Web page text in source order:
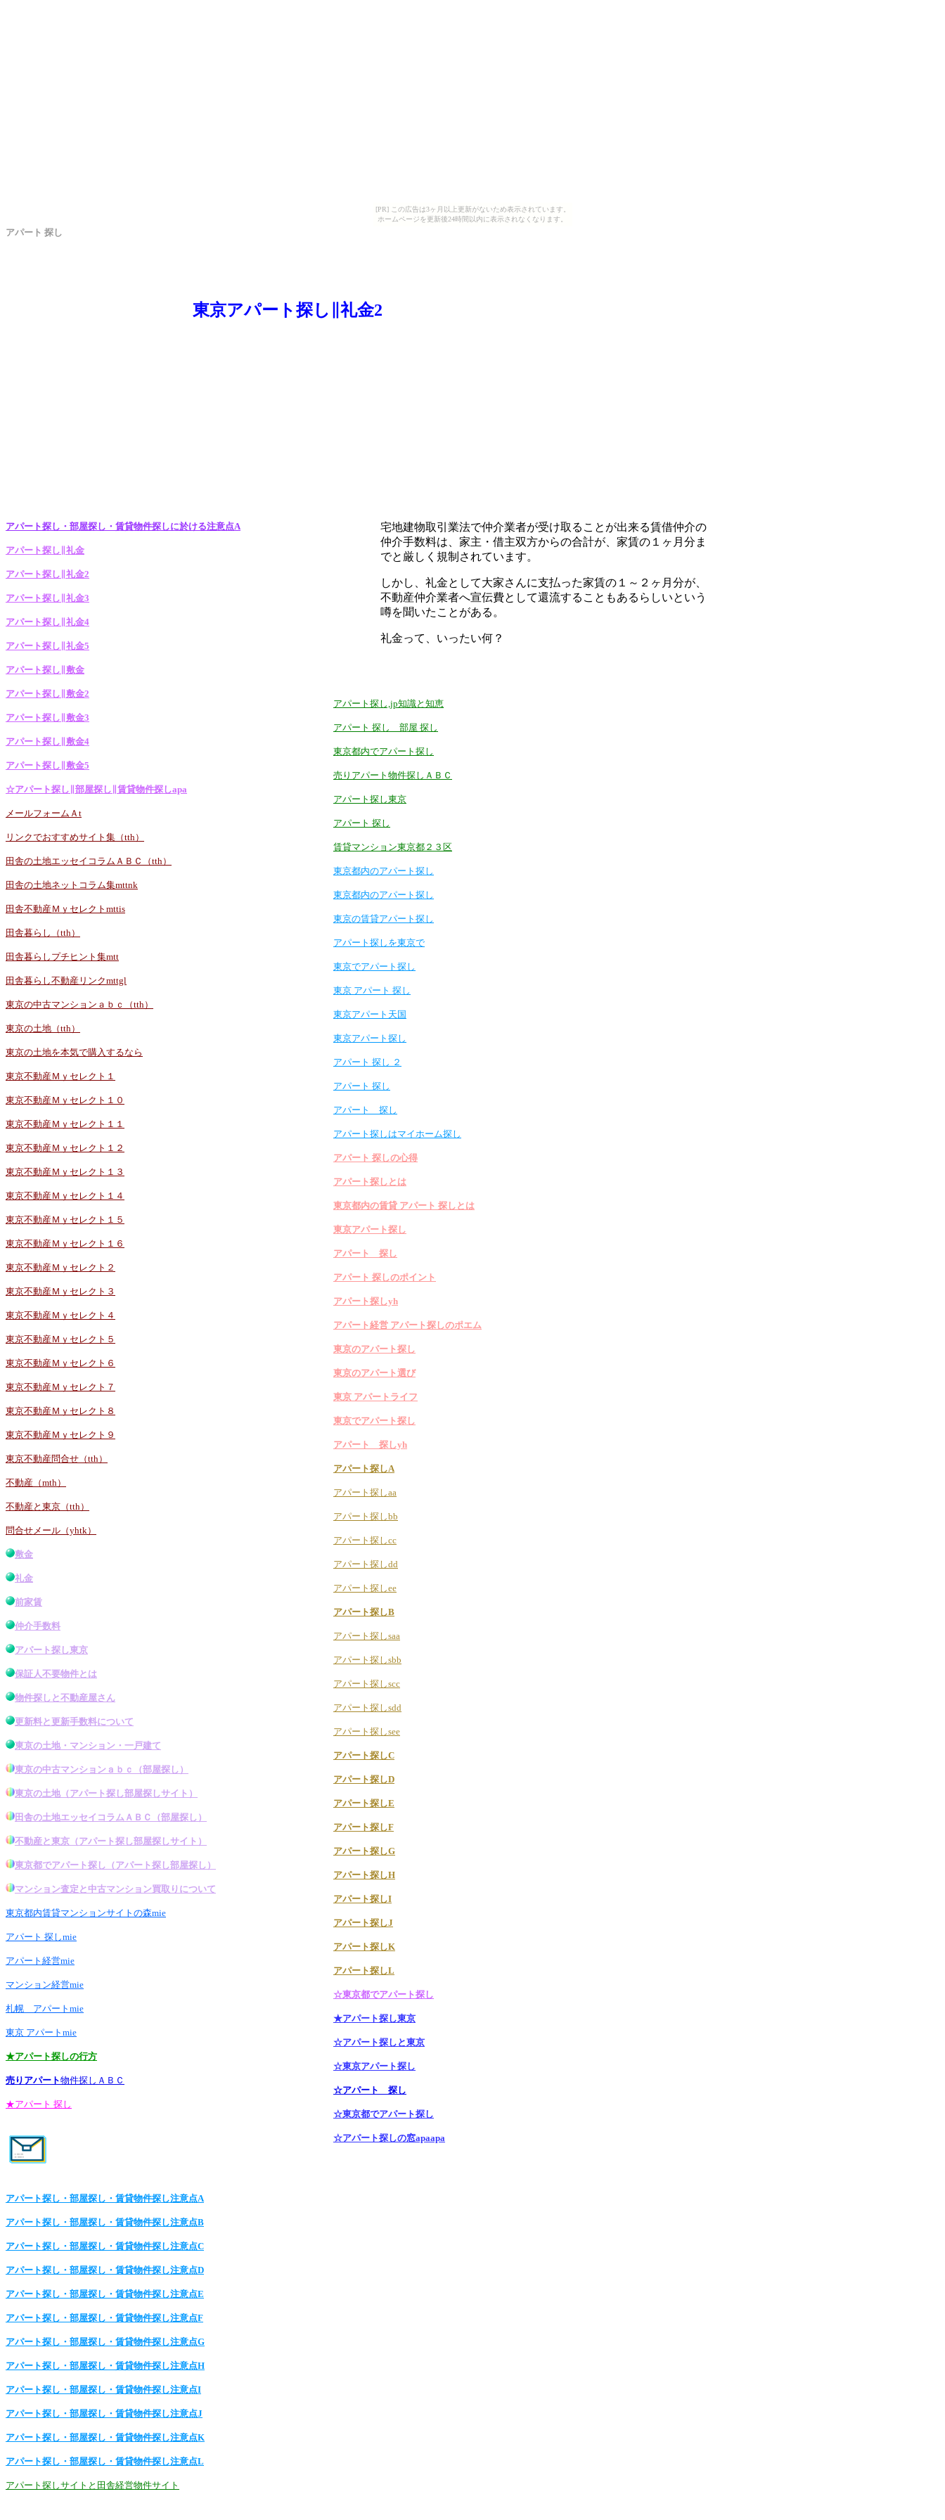
[PR] この広告は3ヶ月以上更新がないため表示されています。
ホームページを更新後24時間以内に表示されなくなります。
アパート 探し
東京アパート探し∥礼金2
アパート探し・部屋探し・賃貸物件探しに於ける注意点A
アパート探し∥礼金
アパート探し∥礼金2
アパート探し∥礼金3
アパート探し∥礼金4
アパート探し∥礼金5
アパート探し∥敷金
アパート探し∥敷金2
アパート探し∥敷金3
アパート探し∥敷金4
アパート探し∥敷金5
☆アパート探し∥部屋探し∥賃貸物件探しapa
メールフォームＡt
リンクでおすすめサイト集（tth）
田舎の土地エッセイコラムＡＢＣ（tth）
田舎の土地ネットコラム集mttnk
田舎不動産Ｍｙセレクトmttis
田舎暮らし（tth）
田舎暮らしプチヒント集mtt
田舎暮らし不動産リンクmttgl
東京の中古マンションａｂｃ（tth）
東京の土地（tth）
東京の土地を本気で購入するなら
東京不動産Ｍｙセレクト１
東京不動産Ｍｙセレクト１０
東京不動産Ｍｙセレクト１１
東京不動産Ｍｙセレクト１２
東京不動産Ｍｙセレクト１３
東京不動産Ｍｙセレクト１４
東京不動産Ｍｙセレクト１５
東京不動産Ｍｙセレクト１６
東京不動産Ｍｙセレクト２
東京不動産Ｍｙセレクト３
東京不動産Ｍｙセレクト４
東京不動産Ｍｙセレクト５
東京不動産Ｍｙセレクト６
東京不動産Ｍｙセレクト７
東京不動産Ｍｙセレクト８
東京不動産Ｍｙセレクト９
東京不動産問合せ（tth）
不動産（mth）
不動産と東京（tth）
問合せメール（yhtk）
敷金
礼金
前家賃
仲介手数料
アパート探し東京
保証人不要物件とは
物件探し と不動産屋さん
更新料と更新手数料について
東京の土地・マンション・一戸建て
東京の中古マンション ａｂｃ（部屋探し ）
東京の土地（アパート探し部屋探しサイト）
田舎の土地エッセイコラムＡＢＣ（部屋探し ）
不動産と東京 （アパート探し部屋探しサイト）
東京都でアパート探し （アパート探し部屋探し ）
マンション査定と中古マンション買取りについて
東京都内賃貸マンションサイトの森mie
アパート 探しmie
アパート経営mie
マンション経営mie
札幌 アパートmie
東京 アパートmie
★アパート探しの行方
売りアパート物件探しＡＢＣ
★アパート 探し
宅地建物取引業法で仲介業者が受け取ることが出来る賃借仲介の
仲介手数料は、家主・借主双方からの合計が、家賃の１ヶ月分ま
でと厳しく規制されています。
しかし、礼金として大家さんに支払った家賃の１～２ヶ月分が、
不動産仲介業者へ宣伝費として還流することもあるらしいという
噂を聞いたことがある。
礼金って、いったい何？
アパート探し,jp知識と知恵
アパート 探し 部屋 探し
東京都内でアパート探し
売りアパート物件探しＡＢＣ
アパート探し東京
アパート 探し
賃貸マンション東京都２３区
東京都内のアパート探し
東京都内のアパート探し
東京の賃貸アパート探し
アパート探しを東京で
東京でアパート探し
東京 アパート 探し
東京アパート天国
東京アパート探し
アパート 探し ２
アパート 探し
アパート 探し
アパート探しはマイホーム探し
アパート 探しの心得
アパート探しとは
東京都内の賃貸 アパート 探しとは
東京アパート探し
アパート 探し
アパート 探しのポイント
アパート探しyh
アパート経営 アパート探しのポエム
東京のアパート探し
東京のアパート選び
東京 アパートライフ
東京でアパート探し
アパート 探しyh
アパート探しA
アパート探しaa
アパート探しbb
アパート探しcc
アパート探しdd
アパート探しee
アパート探しB
アパート探しsaa
アパート探しsbb
アパート探しscc
アパート探しsdd
アパート探しsee
アパート探しC
アパート探しD
アパート探しE
アパート探しF
アパート探しG
アパート探しH
アパート探しI
アパート探しJ
アパート探しK
アパート探しL
☆東京都でアパート探し
★アパート探し東京
☆アパート探しと東京
☆東京アパート探し
☆アパート 探し
☆東京都でアパート探し
☆アパート探しの窓apaapa
アパート探し・部屋探し・賃貸物件探し注意点A
アパート探し・部屋探し・賃貸物件探し注意点B
アパート探し・部屋探し・賃貸物件探し注意点C
アパート探し・部屋探し・賃貸物件探し注意点D
アパート探し・部屋探し・賃貸物件探し注意点E
アパート探し・部屋探し・賃貸物件探し注意点F
アパート探し・部屋探し・賃貸物件探し注意点G
アパート探し・部屋探し・賃貸物件探し注意点H
アパート探し・部屋探し・賃貸物件探し注意点I
アパート探し・部屋探し・賃貸物件探し注意点J
アパート探し・部屋探し・賃貸物件探し注意点K
アパート探し・部屋探し・賃貸物件探し注意点L
アパート探しサイトと田舎経営物件サイト